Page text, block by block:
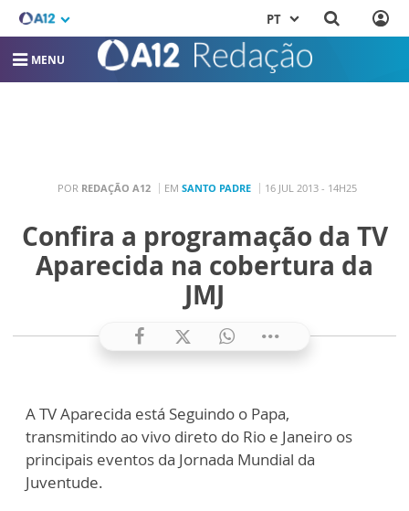
PT
MENU
POR REDAÇÃO A12 EM SANTO PADRE 16 JUL 2013 - 14H25
Confira a programação da TV
Aparecida na cobertura da
JMJ
A TV Aparecida está Seguindo o Papa,
transmitindo ao vivo direto do Rio e Janeiro os
principais eventos da Jornada Mundial da
Juventude.